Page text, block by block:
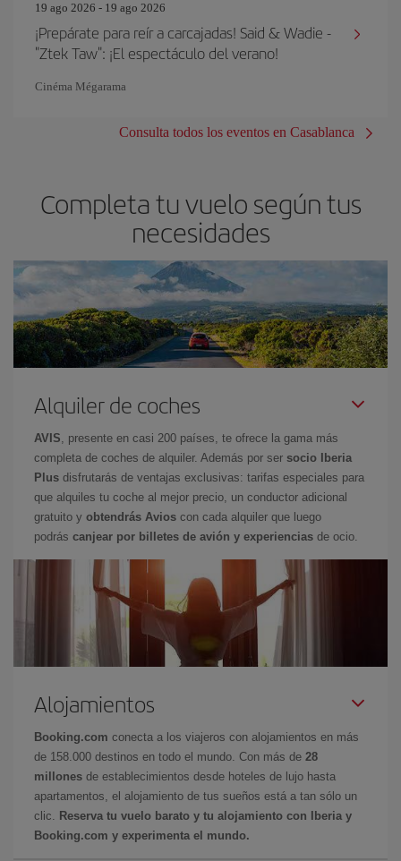
19 ago 2026 - 19 ago 2026
¡Prepárate para reír a carcajadas! Said & Wadie -
"Ztek Taw": ¡El espectáculo del verano!
Cinéma Mégarama
Consulta todos los eventos en Casablanca
Completa tu vuelo según tus
necesidades
Alquiler de coches
AVIS, presente en casi 200 países, te ofrece la gama más
completa de coches de alquiler. Además por ser socio Iberia
Plus disfrutarás de ventajas exclusivas: tarifas especiales para
que alquiles tu coche al mejor precio, un conductor adicional
gratuito y obtendrás Avios con cada alquiler que luego
podrás canjear por billetes de avión y experiencias de ocio.
Alojamientos
Booking.com conecta a los viajeros con alojamientos en más
de 158.000 destinos en todo el mundo. Con más de 28
millones de establecimientos desde hoteles de lujo hasta
apartamentos, el alojamiento de tus sueños está a tan sólo un
clic. Reserva tu vuelo barato y tu alojamiento con Iberia y
Booking.com y experimenta el mundo.